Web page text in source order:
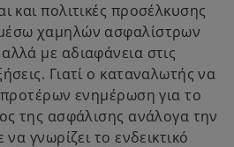
και πολιτικές προσέλκυσης
χαμηλών ασφαλίστρων
με αδιαφάνεια στις
Γιατί ο καταναλωτής να
ενημέρωση για το
της ασφάλισης ανάλογα την
γνωρίζει το ενδεικτικό